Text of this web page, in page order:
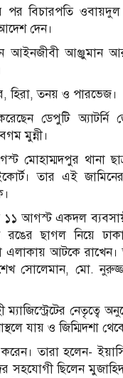
বিচারপতি
দেন।
আঞ্জুমান আরা
হিরা, তনয় ও পারভেজ।
ডেপুটি
মুন্নী।
থানা
তার এই
১১ আগস্ট একদল
রঙের ছাগল নিয়ে
এলাকায় আটকে
সোলেমান, মো.
নেতৃত্বে
যায় ও জিম্মিদশা
করেন। তারা হলেন-
সহযোগী ছিলেন